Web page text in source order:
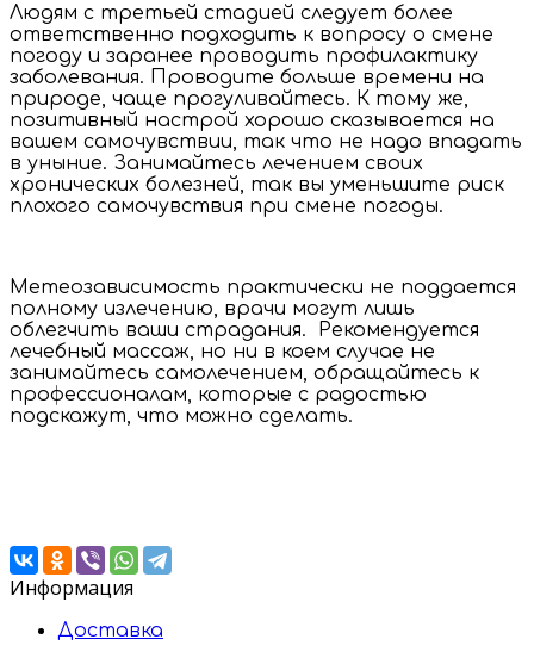
Людям с третьей стадией следует более
ответственно подходить к вопросу о смене
погоду и заранее проводить профилактику
заболевания. Проводите больше времени на
природе, чаще прогуливайтесь. К тому же,
позитивный настрой хорошо сказывается на
вашем самочувствии, так что не надо впадать
в уныние. Занимайтесь лечением своих
хронических болезней, так вы уменьшите риск
плохого самочувствия при смене погоды.
Метеозависимость практически не поддается
полному излечению, врачи могут лишь
облегчить ваши страдания. Рекомендуется
лечебный массаж, но ни в коем случае не
занимайтесь самолечением, обращайтесь к
профессионалам, которые с радостью
подскажут, что можно сделать.
Информация
Доставка